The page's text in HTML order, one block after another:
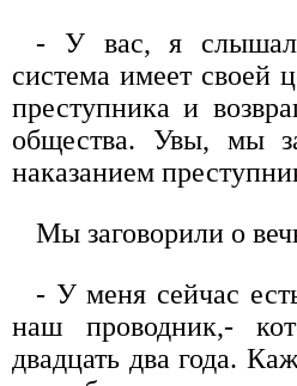
- У вас, я слышал,
система имеет своей
преступника и
общества. Увы, мы
наказанием
Мы заговорили о
- У меня сейчас
наш проводник,-
двадцать два года.